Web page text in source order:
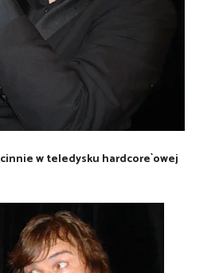
w teledysku hardcore`owej